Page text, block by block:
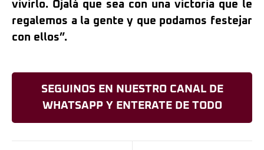
vivirlo. Ojalá que sea con una victoria que le
regalemos a la gente y que podamos festejar
con ellos”.
SEGUINOS EN NUESTRO CANAL DE
WHATSAPP Y ENTERATE DE TODO